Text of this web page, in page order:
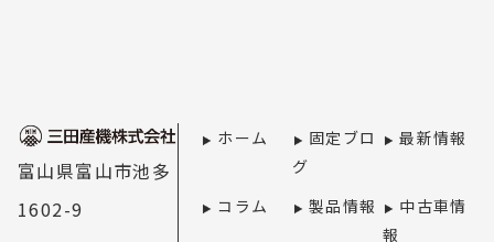
富山県富山市池多
1602-9
ホーム
固定ブロ
グ
最新情報
コラム 製品情報
中古車情
報